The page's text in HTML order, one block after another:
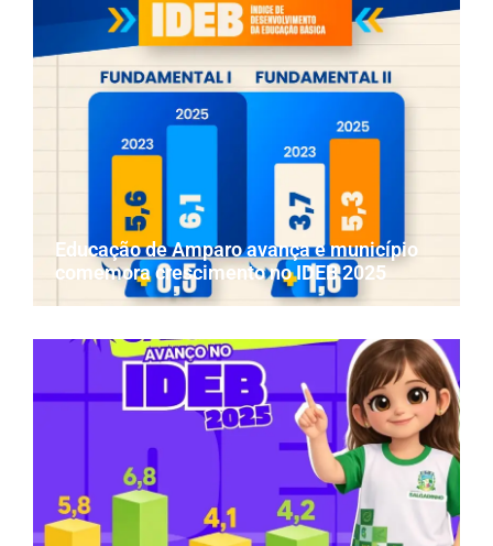
Educação de Amparo avança e município
comemora crescimento no IDEB 2025